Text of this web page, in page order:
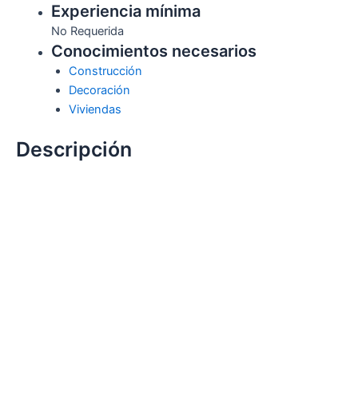
Experiencia mínima
No Requerida
Conocimientos necesarios
Construcción
Decoración
Viviendas
Descripción